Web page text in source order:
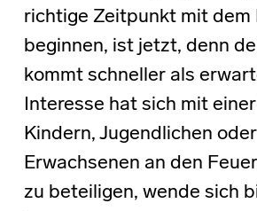
richtige Zeitpunkt mit dem
beginnen, ist jetzt, denn
kommt schneller als
Interesse hat sich mit
Kindern, Jugendlichen oder
Erwachsenen an den
zu beteiligen, wende sich